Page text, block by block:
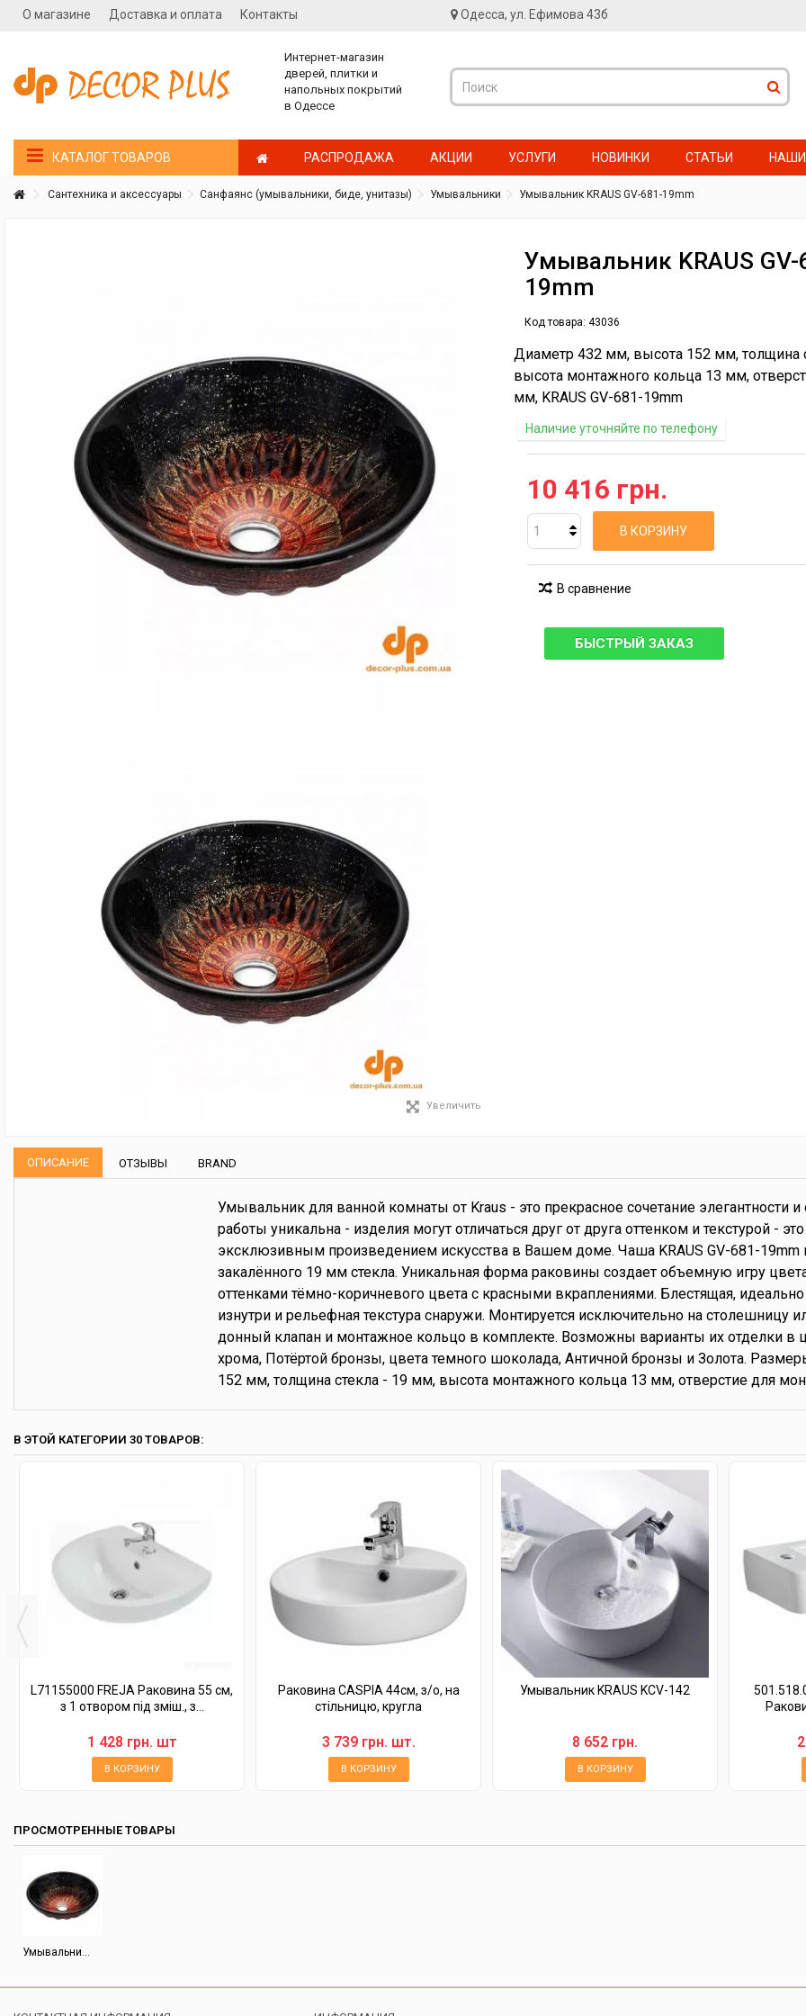
О магазине Доставка и оплата Контакты Одесса, ул. Ефимова 43б
Интернет-магазин
дверей, плитки и
напольных покрытий
в Одессе
КАТАЛОГ ТОВАРОВ РАСПРОДАЖА АКЦИИ УСЛУГИ НОВИНКИ СТАТЬИ
Сантехника и аксессуары Санфаянс (умывальники, биде, унитазы) Умывальники Умывальник KRAUS GV-681-19mm
Увеличить
Умывальник KRAUS GV-
19mm
Код товара: 43036
Диаметр 432 мм, высота 152 мм, толщина
высота монтажного кольца 13 мм,
мм, KRAUS GV-681-19mm
Наличие уточняйте по телефону
10 416 грн.
В КОРЗИНУ
В сравнение
БЫСТРЫЙ ЗАКАЗ
ОПИСАНИЕ ОТЗЫВЫ BRAND
Умывальник для ванной комнаты от Kraus - это прекрасное сочетание элегантности и
работы уникальна - изделия могут отличаться друг от друга оттенком и текстурой -
эксклюзивным произведением искусства в Вашем доме. Чаша KRAUS GV-681-19mm
закалённого 19 мм стекла. Уникальная форма раковины создает объемную игру
оттенками тёмно-коричневого цвета с красными вкраплениями. Блестящая, идеально
изнутри и рельефная текстура снаружи. Монтируется исключительно на столешницу
донный клапан и монтажное кольцо в комплекте. Возможны варианты их отделки в
хрома, Потёртой бронзы, цвета темного шоколада, Античной бронзы и Золота.
152 мм, толщина стекла - 19 мм, высота монтажного кольца 13 мм, отверстие для
В ЭТОЙ КАТЕГОРИИ 30 ТОВАРОВ:
L71155000 FREJA Раковина 55 см,
з 1 отвором під зміш., з...
1 428 грн. шт
В КОРЗИНУ
Раковина CASPIA 44см, з/о, на
стільницю, кругла
3 739 грн. шт.
В КОРЗИНУ
Умывальник KRAUS KCV-142
8 652 грн.
В КОРЗИНУ
ПРОСМОТРЕННЫЕ ТОВАРЫ
Умывальни...